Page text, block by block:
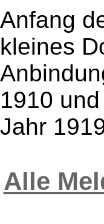
Anfang
kleines
1910
Jahr
Alle